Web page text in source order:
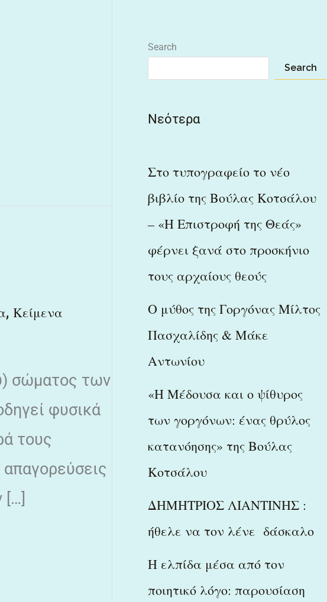
, Κείμενα
σώματος των
φυσικά
τους
[…]
Search
Search
Νεότερα
Στο τυπογραφείο το νέο
βιβλίο της Βούλας Κοτσάλου
– «Η Επιστροφή της Θεάς»
φέρνει ξανά στο προσκήνιο
τους αρχαίους θεούς
Ο μύθος της Γοργόνας Μίλτος
Πασχαλίδης & Μάκε
Αντωνίου
«Η Μέδουσα και ο ψίθυρος
των γοργόνων: ένας θρύλος
κατανόησης» της Βούλας
Κοτσάλου
ΔΗΜΗΤΡΙΟΣ ΛΙΑΝΤΙΝΗΣ :
ήθελε να τον λένε δάσκαλο
Η ελπίδα μέσα από τον
ποιητικό λόγο: παρουσίαση